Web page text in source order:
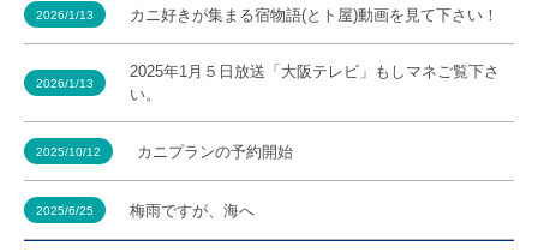
2026/1/13 カニ好きが集まる宿物語(とト屋)動画を見て下さい！
2026/1/13
2025年1月５日放送「大阪テレビ」もしマネご覧下さ
い。
2025/10/12 カニプランの予約開始
2025/6/25 梅雨ですが、海へ